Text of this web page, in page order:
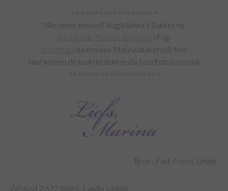
>>>>>>>>>>>>>>>>>>>
Niks meer missen? Volg Marina’s Bakery op
Bloglovin
of op
Instagram
(username Marinasbakerynl), hier
hier komen de leukste/lekkerste foodfoto’s voorbij
>>>>>>>>>>>>>>>>>>>>
Bron : Fast, Fresh, Simple
(Visited 2.622 times, 1 visits today)